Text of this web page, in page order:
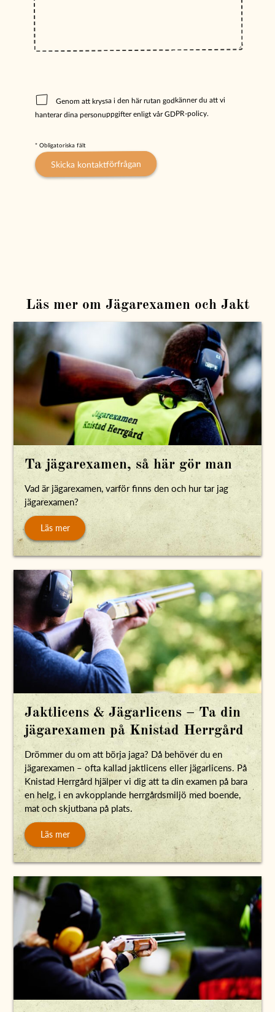
Genom att kryssa i den här rutan godkänner du att vi
hanterar dina personuppgifter enligt vår GDPR-policy.
* Obligatoriska fält
Läs mer om Jägarexamen och Jakt
Ta jägarexamen, så här gör man
Vad är jägarexamen, varför finns den och hur tar jag
jägarexamen?
Läs mer
Jaktlicens & Jägarlicens – Ta din
jägarexamen på Knistad Herrgård
Drömmer du om att börja jaga? Då behöver du en
jägarexamen – ofta kallad jaktlicens eller jägarlicens. På
Knistad Herrgård hjälper vi dig att ta din examen på bara
en helg, i en avkopplande herrgårdsmiljö med boende,
mat och skjutbana på plats.
Läs mer